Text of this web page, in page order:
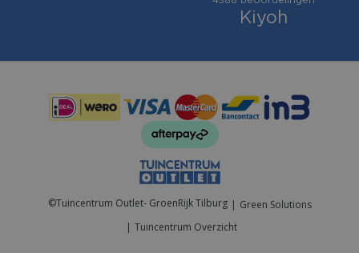
©Tuincentrum Outlet- GroenRijk Tilburg
Green Solutions
Tuincentrum Overzicht